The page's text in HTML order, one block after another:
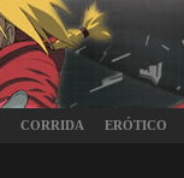
CORRIDA ERÓTICO